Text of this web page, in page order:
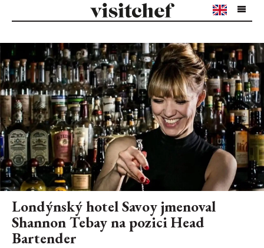
Londýnský hotel Savoy jmenoval
Shannon Tebay na pozici Head
Bartender